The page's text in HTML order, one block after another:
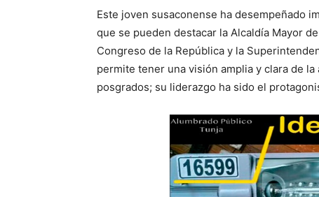
Este joven susaconense ha desempeñado
que se pueden destacar la Alcaldía Mayor
Congreso de la República y la
permite tener una visión amplia y clara de
posgrados; su liderazgo ha sido el